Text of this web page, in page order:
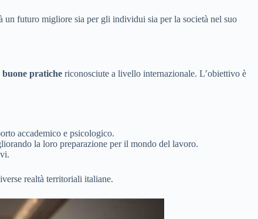
un futuro migliore sia per gli individui sia per la società nel suo
buone pratiche riconosciute a livello internazionale. L’obiettivo è
accademico e psicologico.
la loro preparazione per il mondo del lavoro.
realtà territoriali italiane.